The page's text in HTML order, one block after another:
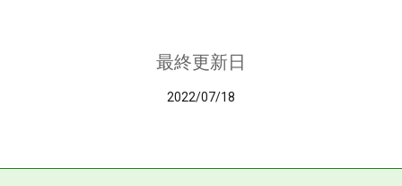
最終更新日
2022/07/18